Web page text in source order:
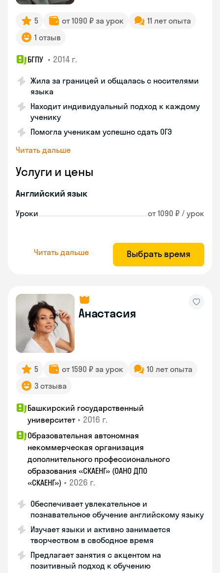
5 от 1090 ₽ за урок
11 лет опыта
1 отзыв
БГПУ • 2014 г.
Жила за границей и общалась с носителями
языка
Находит индивидуальный подход к каждому
ученику
Помогла ученикам успешно сдать ОГЭ
Читать дальше
Услуги и цены
Английский язык
Уроки от 1090 ₽ / урок
Читать дальше Выбрать время
Анастасия
5 от 1590 ₽ за урок
10 лет опыта
3 отзыва
Башкирский государственный
университет • 2016 г.
Образовательная автономная
некоммерческая организация
дополнительного профессионального
образования «СКАЕНГ» (ОАНО ДПО
«СКАЕНГ») • 2026 г.
Обеспечивает увлекательное и
познавательное обучение английскому языку
Изучает языки и активно занимается
творчеством в свободное время
Предлагает занятия с акцентом на
позитивный подход к обучению